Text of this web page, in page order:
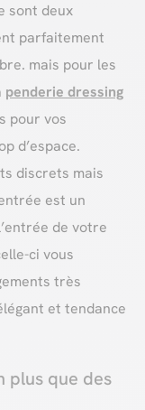
sont deux
parfaitement
mais pour les
penderie dressing
pour vos
d’espace.
discrets mais
est un
de votre
ci vous
très
et tendance
plus que des